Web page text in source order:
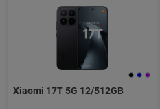
Xiaomi 17T 5G 12/512GB